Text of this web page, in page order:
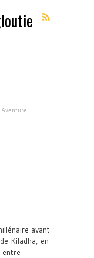
Aventure
avant
Kiladha, en
entre